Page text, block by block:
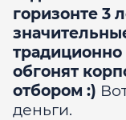
горизонте 3
обгонят
отбором :)
деньги.